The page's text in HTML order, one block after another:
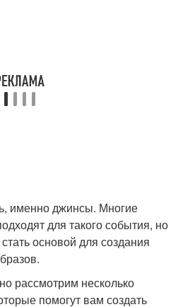
именно джинсы. Многие
для такого события, но
основой для создания
рассмотрим несколько
помогут вам создать